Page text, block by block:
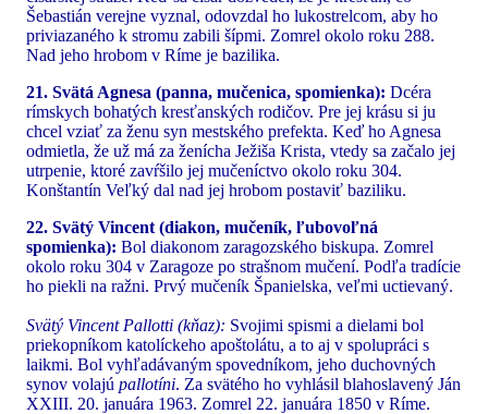
Šebastián verejne vyznal, odovzdal ho lukostrelcom, aby ho
priviazaného k stromu zabili šípmi. Zomrel okolo roku 288.
Nad jeho hrobom v Ríme je bazilika.
21. Svätá Agnesa (panna, mučenica, spomienka): Dcéra
rímskych bohatých kresťanských rodičov. Pre jej krásu si ju
chcel vziať za ženu syn mestského prefekta. Keď ho Agnesa
odmietla, že už má za ženícha Ježiša Krista, vtedy sa začalo jej
utrpenie, ktoré zavŕšilo jej mučeníctvo okolo roku 304.
Konštantín Veľký dal nad jej hrobom postaviť baziliku.
22. Svätý Vincent (diakon, mučeník, ľubovoľná
spomienka): Bol diakonom zaragozského biskupa. Zomrel
okolo roku 304 v Zaragoze po strašnom mučení. Podľa tradície
ho piekli na ražni. Prvý mučeník Španielska, veľmi uctievaný.
Svätý Vincent Pallotti (kňaz): Svojimi spismi a dielami bol
priekopníkom katolíckeho apoštolátu, a to aj v spolupráci s
laikmi. Bol vyhľadávaným spovedníkom, jeho duchovných
synov volajú pallotíni. Za svätého ho vyhlásil blahoslavený Ján
XXIII. 20. januára 1963. Zomrel 22. januára 1850 v Ríme.